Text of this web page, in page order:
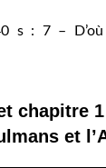
s : 7 – D’où
chapitre
et